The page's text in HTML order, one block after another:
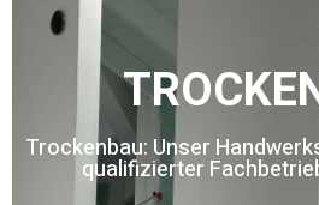
Trockenbau: Unser
qualifizierter